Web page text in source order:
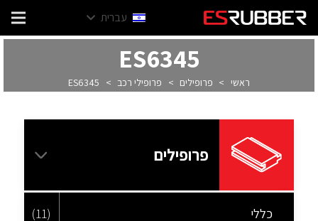
עברית
ES6345
ראשי > פרופילים > פרופילי רכב >
ES6345
פרופילים
כללי (11)